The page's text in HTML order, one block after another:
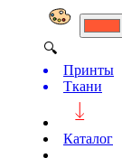
🔍
Принты
Ткани
Каталог